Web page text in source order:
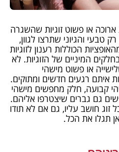
או פשוט זוגיות שהשגרה
טבעי והגיוני שתרצו לגוון,
הכוללות רענון לזוגיות
המיניים של הזוגיות. לא
או פשוט מישהי
איתם רגעים חדשים ומתוקים.
קבועה, חלק מחפשים מישהי
גם גברים שיצטרפו אליהם.
זוג חושב עליו, גם אם לא תודו
תגלו את הכל.